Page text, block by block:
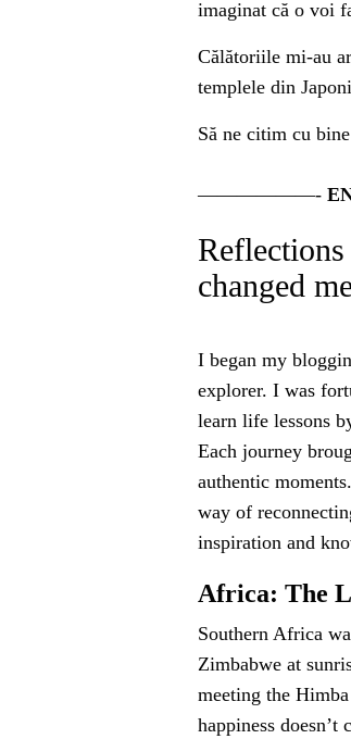
imaginat că o voi
Călătoriile mi-au
templele din
Să ne citim cu
——————-
changed
I began my
explorer. I was
learn life lessons
Each journey
authentic
way of
inspiration and
Africa: The
Southern Africa
Zimbabwe at
meeting the
happiness